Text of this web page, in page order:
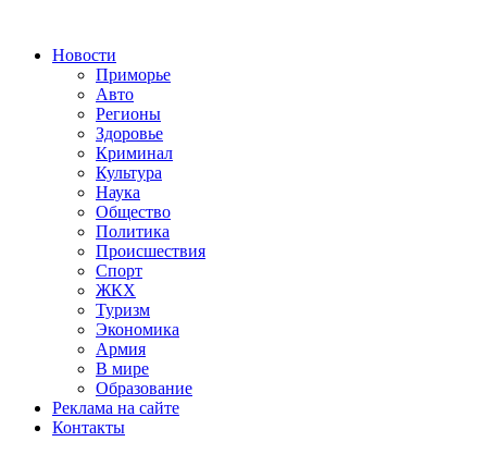
Новости
Приморье
Авто
Регионы
Здоровье
Криминал
Культура
Наука
Общество
Политика
Происшествия
Спорт
ЖКХ
Туризм
Экономика
Армия
В мире
Образование
Реклама на сайте
Контакты